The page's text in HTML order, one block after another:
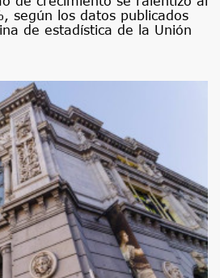
según los datos publicados
de estadística de la Unión